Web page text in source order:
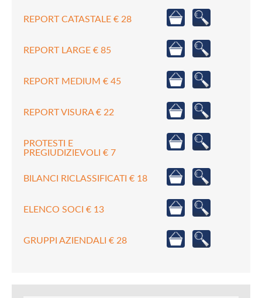
REPORT CATASTALE € 28
REPORT LARGE € 85
REPORT MEDIUM € 45
REPORT VISURA € 22
PROTESTI E
PREGIUDIZIEVOLI € 7
BILANCI RICLASSIFICATI € 18
ELENCO SOCI € 13
GRUPPI AZIENDALI € 28